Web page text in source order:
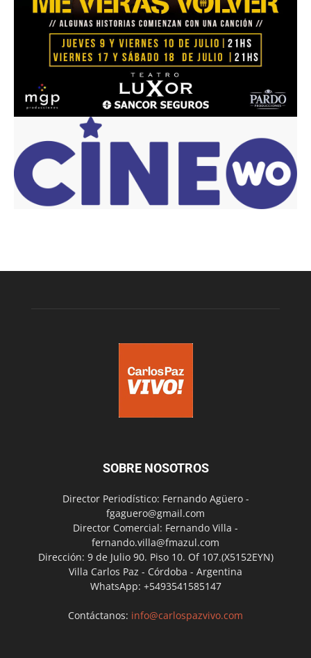
SOBRE NOSOTROS
Director Periodístico: Fernando Agüero -
fgaguero@gmail.com
Director Comercial: Fernando Villa -
fernando.villa@fmazul.com
Dirección: 9 de Julio 90. Piso 10. Of 107.(X5152EYN)
Villa Carlos Paz - Córdoba - Argentina
WhatsApp: +5493541585147
Contáctanos: info@carlospazvivo.com